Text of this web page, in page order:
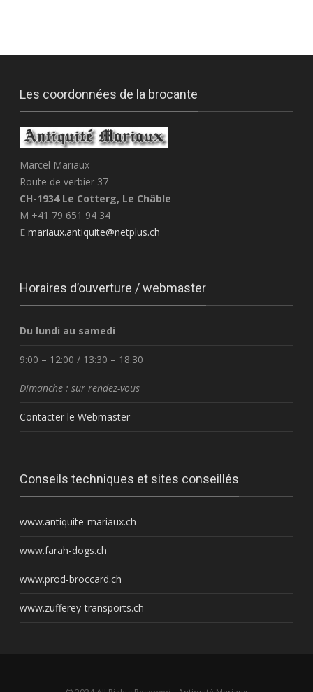
Les coordonnées de la brocante
Marcel Mariaux
Route de verbier 37
CH-1934 Le Cotterg, Le Châble
M +41 79 651 94 34
E mariaux.antiquite@netplus.ch
Horaires d’ouverture / webmaster
Du lundi au samedi
9:00 – 12:00 / 13:30 – 18:30
Dimanche : sur rendez-vous
Contacter le Webmaster
Conseils techniques et sites conseillés
www.antiquite-mariaux.ch
www.farah-dogs.ch
www.prod-broccard.ch
www.zufferey-transports.ch